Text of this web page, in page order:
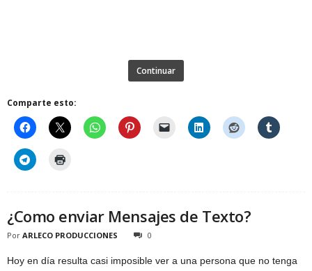
Continuar
Comparte esto:
¿Como enviar Mensajes de Texto?
Por ARLECO PRODUCCIONES 0
Hoy en día resulta casi imposible ver a una persona que no tenga